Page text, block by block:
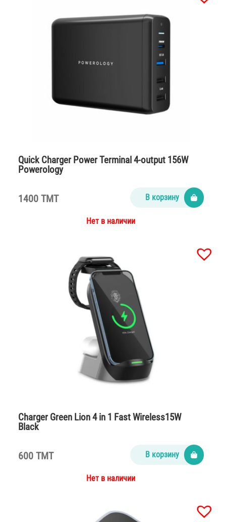
Quick Charger Power Terminal 4-output 156W
Powerology
1400 TMT В корзину
Нет в наличии
Charger Green Lion 4 in 1 Fast Wireless15W
Black
600 TMT В корзину
Нет в наличии